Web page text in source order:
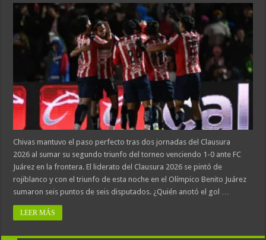
Chivas mantuvo el paso perfecto tras dos jornadas del Clausura
2026 al sumar su segundo triunfo del torneo venciendo 1-0 ante FC
Juárez en la frontera. El liderato del Clausura 2026 se pintó de
rojiblanco y con el triunfo de esta noche en el Olímpico Benito Juárez
sumaron seis puntos de seis disputados. ¿Quién anotó el gol …
LEER MÁS